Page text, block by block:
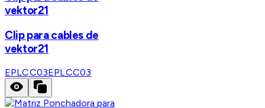
vektor21
Clip para cables de
vektor21
EPLCC03EPLCC03